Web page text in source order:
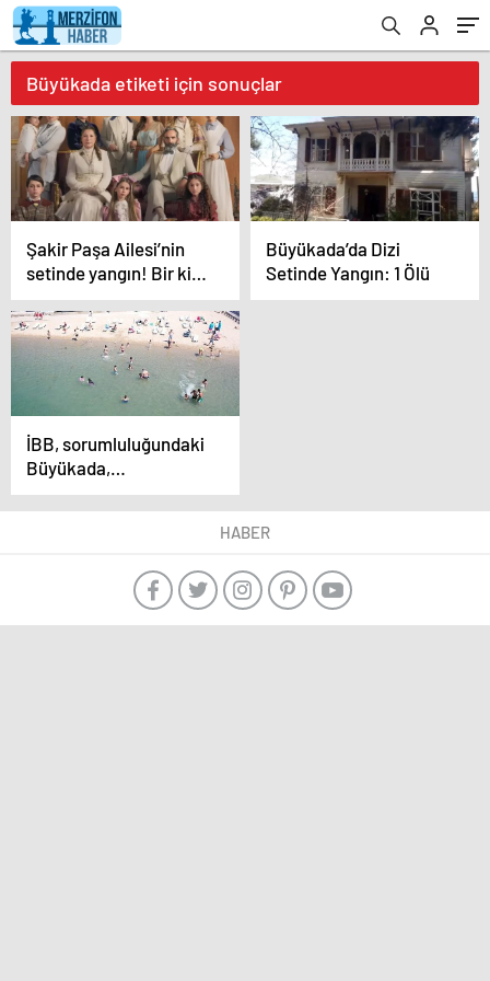
Büyükada etiketi için sonuçlar
Şakir Paşa Ailesi’nin
setinde yangın! Bir kişi
hayatını kaybetti
Büyükada’da Dizi
Setinde Yangın: 1 Ölü
İBB, sorumluluğundaki
Büyükada,
Caddebostan,
Bakırköy Güneş ve
HABER